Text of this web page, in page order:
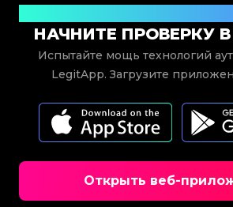
НАЧНИТЕ ПРОВЕРКУ В
Испытайте мощь технологий
LegitApp. Загрузите
Открыть веб-